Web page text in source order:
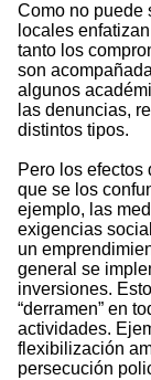
Como no puede
locales
tanto los
son
algunos
las denuncias,
distintos tipos.
Pero los efectos
que se los
ejemplo, las
exigencias
un
general se
inversiones.
“derramen” en
actividades.
flexibilización
persecución